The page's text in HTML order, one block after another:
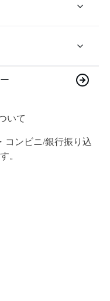
いて
コンビニ/銀行振り込
。